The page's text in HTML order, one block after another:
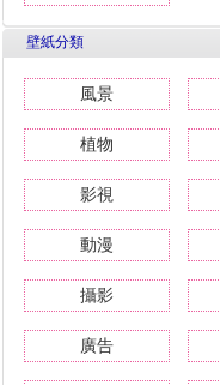
壁紙分類
風景
植物
影視
動漫
攝影
廣告